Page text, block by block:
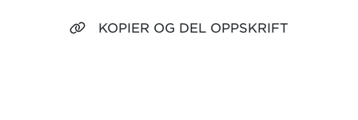
KOPIER OG DEL OPPSKRIFT